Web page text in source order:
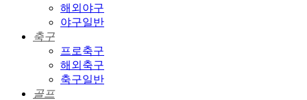
해외야구
야구일반
축구
프로축구
해외축구
축구일반
골프